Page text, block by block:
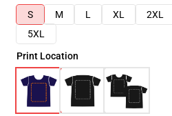
S
M L XL 2XL
5XL
Print Location